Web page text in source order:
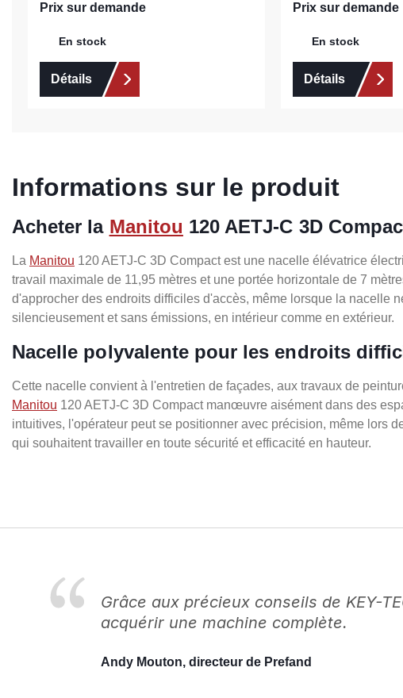
Prix sur demande
En stock
Détails
Prix sur demande
En stock
Détails
Informations sur le produit
Acheter la Manitou 120 AETJ-C 3D
La Manitou 120 AETJ-C 3D Compact est une nacelle élévatrice
travail maximale de 11,95 mètres et une portée horizontale de 7
d'approcher des endroits difficiles d'accès, même lorsque la nacelle
silencieusement et sans émissions, en intérieur comme en extérieur.
Nacelle polyvalente pour les endroits
Cette nacelle convient à l'entretien de façades, aux travaux de
Manitou 120 AETJ-C 3D Compact manœuvre aisément dans des
intuitives, l'opérateur peut se positionner avec précision, même lors
qui souhaitent travailler en toute sécurité et efficacité en hauteur.
Grâce aux précieux conseils de KEY-
acquérir une machine complète.
Andy Mouton, directeur de Prefand